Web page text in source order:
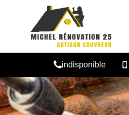
indisponible